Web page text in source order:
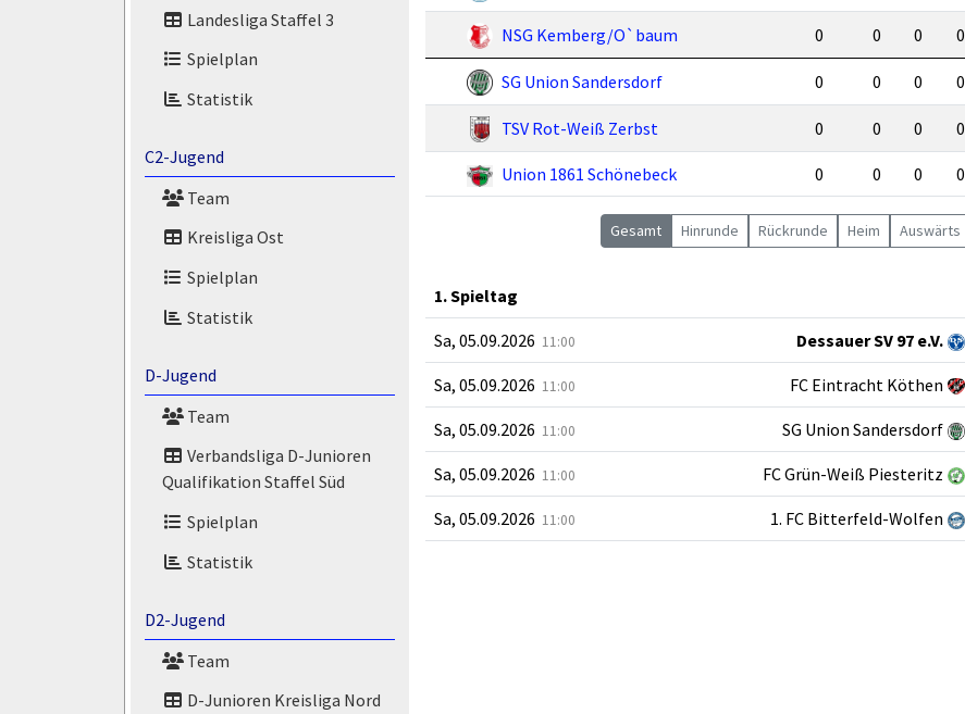
Landesliga Staffel 3
Spielplan
Statistik
C2-Jugend
Team
Kreisliga Ost
Spielplan
Statistik
D-Jugend
Team
Verbandsliga D-Junioren
Qualifikation Staffel Süd
Spielplan
Statistik
D2-Jugend
Team
D-Junioren Kreisliga Nord
NSG Kemberg/O`baum 0 0 0 0
SG Union Sandersdorf 0 0 0 0
TSV Rot-Weiß Zerbst 0 0 0 0
Union 1861 Schönebeck 0 0 0 0
Gesamt Hinrunde Rückrunde Heim Auswärts
1. Spieltag
Sa, 05.09.2026 11:00 Dessauer SV 97 e.V.
Sa, 05.09.2026 11:00 FC Eintracht Köthen
Sa, 05.09.2026 11:00 SG Union Sandersdorf
Sa, 05.09.2026 11:00 FC Grün-Weiß Piesteritz
Sa, 05.09.2026 11:00 1. FC Bitterfeld-Wolfen